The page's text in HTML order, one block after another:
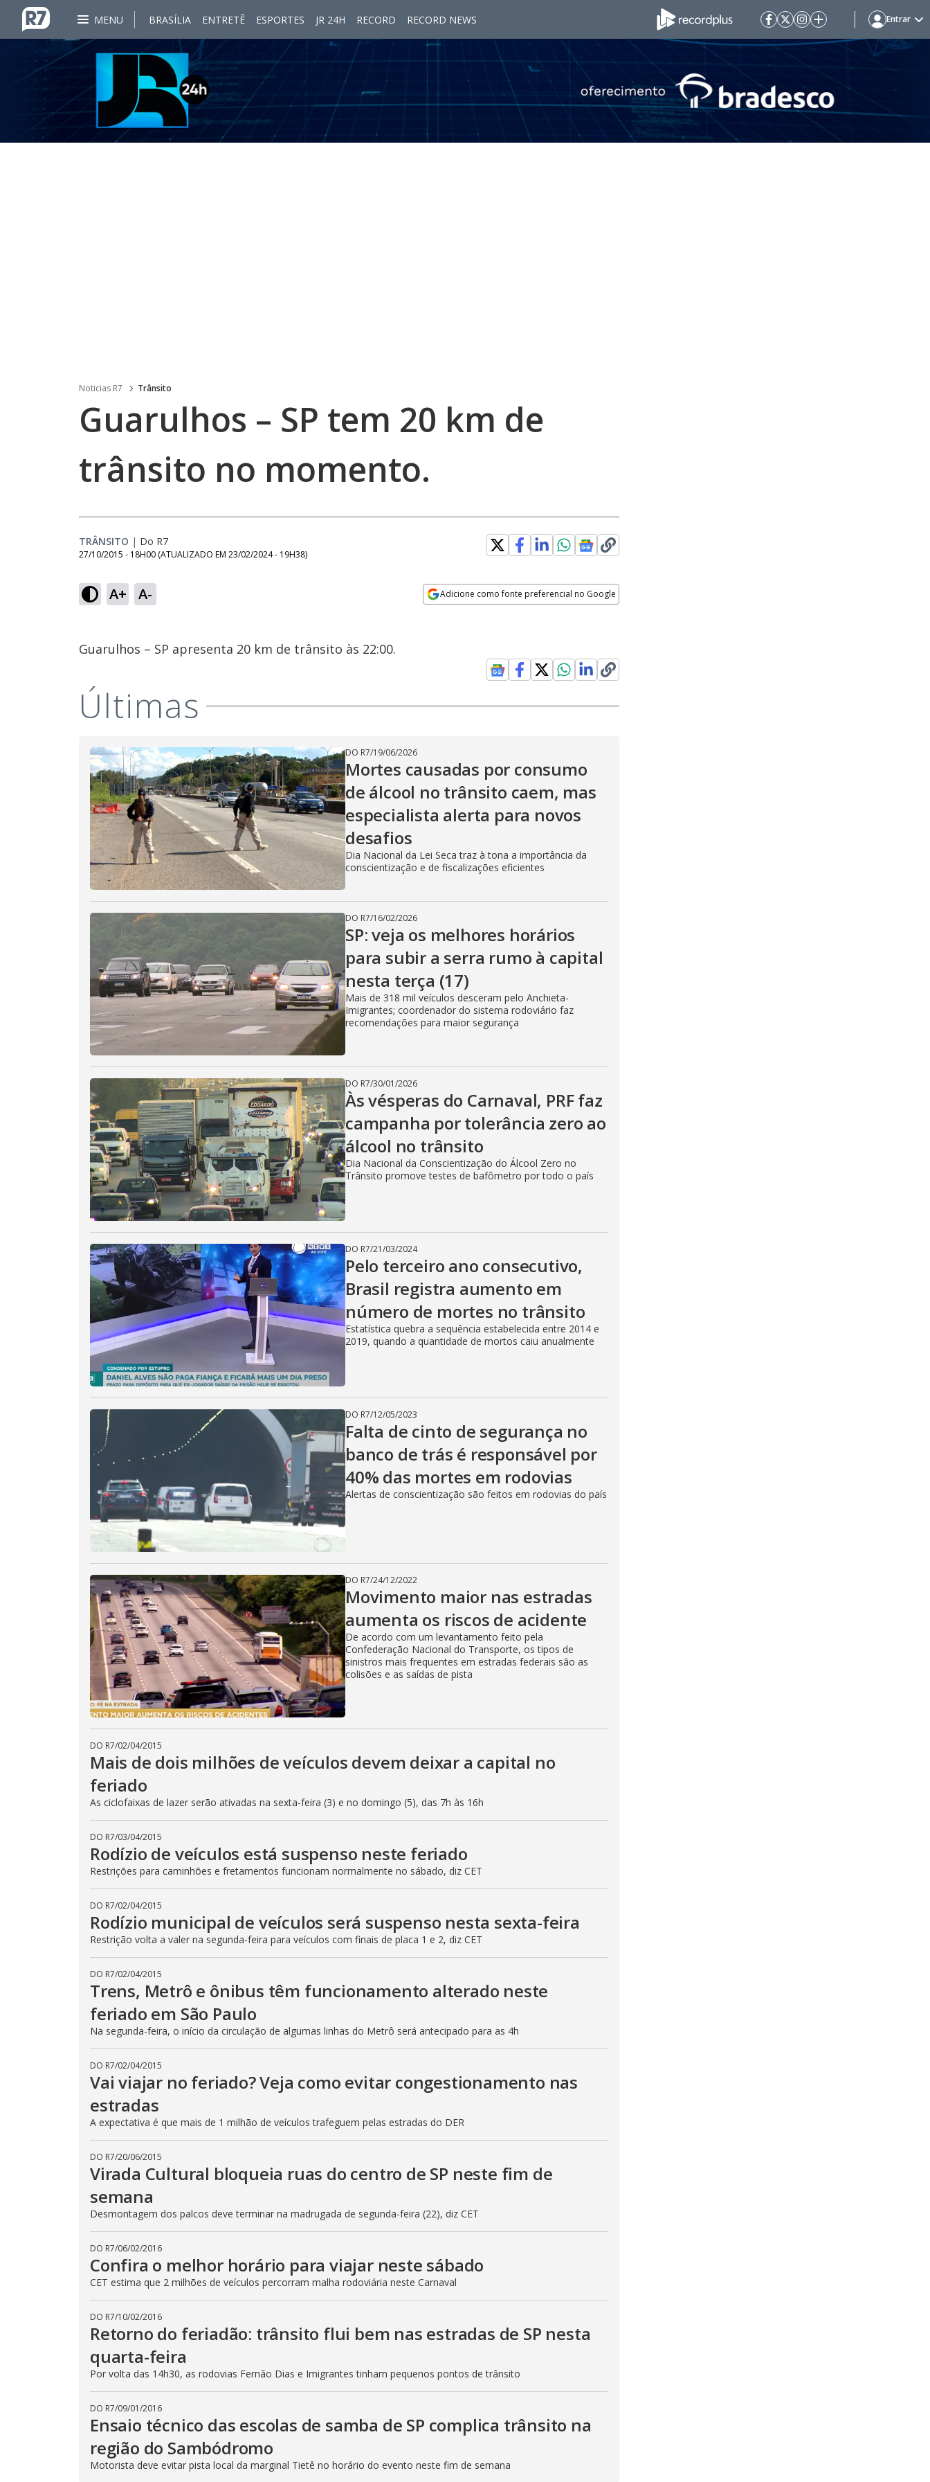
MENU BRASÍLIA ENTRETÊ ESPORTES JR 24H RECORD RECORD NEWS Entrar
Noticias R7 Trânsito
Guarulhos – SP tem 20 km de
trânsito no momento.
TRÂNSITO | Do R7
27/10/2015 - 18H00 (ATUALIZADO EM 23/02/2024 - 19H38)
A+ A- Adicione como fonte preferencial no Google
Guarulhos – SP apresenta 20 km de trânsito às 22:00.
Últimas
DO R7/19/06/2026
Mortes causadas por consumo
de álcool no trânsito caem, mas
especialista alerta para novos
desafios
Dia Nacional da Lei Seca traz à tona a importância da
conscientização e de fiscalizações eficientes
DO R7/16/02/2026
SP: veja os melhores horários
para subir a serra rumo à capital
nesta terça (17)
Mais de 318 mil veículos desceram pelo Anchieta-
Imigrantes; coordenador do sistema rodoviário faz
recomendações para maior segurança
DO R7/30/01/2026
Às vésperas do Carnaval, PRF faz
campanha por tolerância zero ao
álcool no trânsito
Dia Nacional da Conscientização do Álcool Zero no
Trânsito promove testes de bafômetro por todo o país
DO R7/21/03/2024
Pelo terceiro ano consecutivo,
Brasil registra aumento em
número de mortes no trânsito
Estatística quebra a sequência estabelecida entre 2014 e
2019, quando a quantidade de mortos caiu anualmente
DO R7/12/05/2023
Falta de cinto de segurança no
banco de trás é responsável por
40% das mortes em rodovias
Alertas de conscientização são feitos em rodovias do país
DO R7/24/12/2022
Movimento maior nas estradas
aumenta os riscos de acidente
De acordo com um levantamento feito pela
Confederação Nacional do Transporte, os tipos de
sinistros mais frequentes em estradas federais são as
colisões e as saídas de pista
DO R7/02/04/2015
Mais de dois milhões de veículos devem deixar a capital no
feriado
As ciclofaixas de lazer serão ativadas na sexta-feira (3) e no domingo (5), das 7h às 16h
DO R7/03/04/2015
Rodízio de veículos está suspenso neste feriado
Restrições para caminhões e fretamentos funcionam normalmente no sábado, diz CET
DO R7/02/04/2015
Rodízio municipal de veículos será suspenso nesta sexta-feira
Restrição volta a valer na segunda-feira para veículos com finais de placa 1 e 2, diz CET
DO R7/02/04/2015
Trens, Metrô e ônibus têm funcionamento alterado neste
feriado em São Paulo
Na segunda-feira, o início da circulação de algumas linhas do Metrô será antecipado para as 4h
DO R7/02/04/2015
Vai viajar no feriado? Veja como evitar congestionamento nas
estradas
A expectativa é que mais de 1 milhão de veículos trafeguem pelas estradas do DER
DO R7/20/06/2015
Virada Cultural bloqueia ruas do centro de SP neste fim de
semana
Desmontagem dos palcos deve terminar na madrugada de segunda-feira (22), diz CET
DO R7/06/02/2016
Confira o melhor horário para viajar neste sábado
CET estima que 2 milhões de veículos percorram malha rodoviária neste Carnaval
DO R7/10/02/2016
Retorno do feriadão: trânsito flui bem nas estradas de SP nesta
quarta-feira
Por volta das 14h30, as rodovias Fernão Dias e Imigrantes tinham pequenos pontos de trânsito
DO R7/09/01/2016
Ensaio técnico das escolas de samba de SP complica trânsito na
região do Sambódromo
Motorista deve evitar pista local da marginal Tietê no horário do evento neste fim de semana